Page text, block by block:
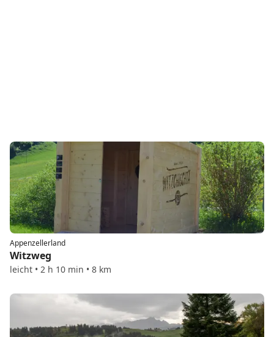
Appenzellerland
Witzweg
leicht • 2 h 10 min • 8 km